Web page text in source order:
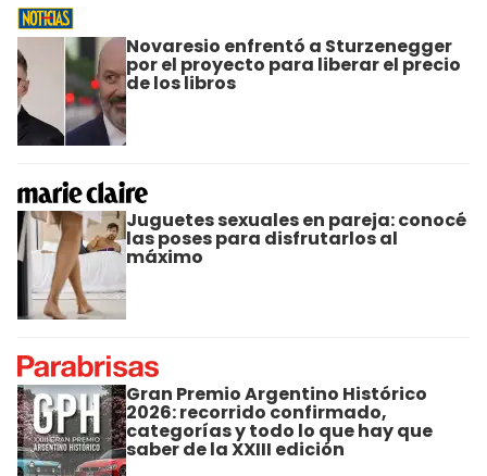
Novaresio enfrentó a Sturzenegger
por el proyecto para liberar el precio
de los libros
Juguetes sexuales en pareja: conocé
las poses para disfrutarlos al
máximo
Gran Premio Argentino Histórico
2026: recorrido confirmado,
categorías y todo lo que hay que
saber de la XXIII edición